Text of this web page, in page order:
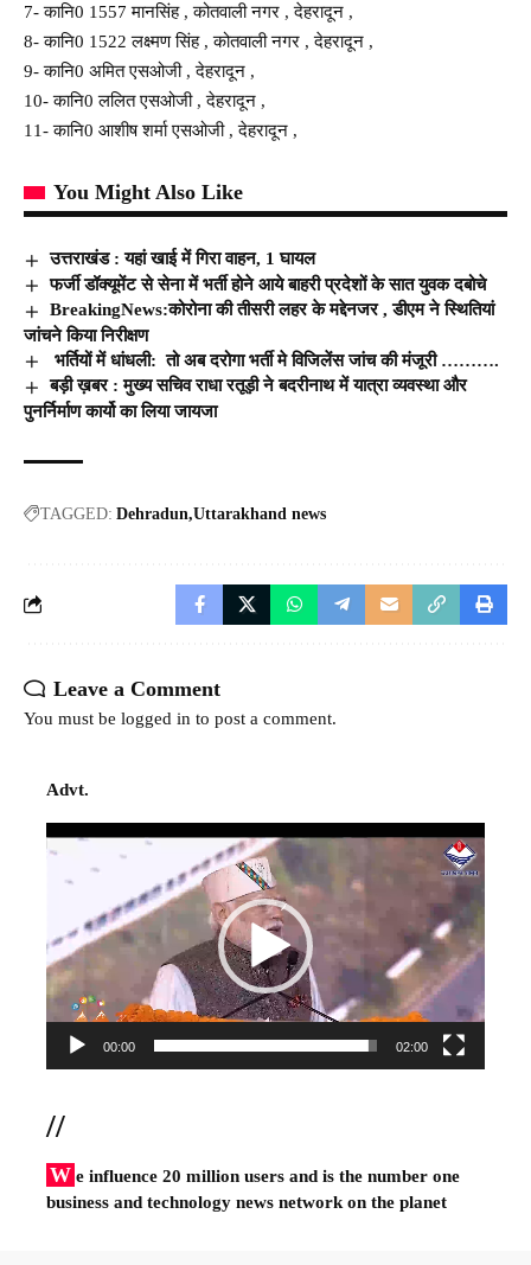
7- कानि0 1557 मानसिंह , कोतवाली नगर , देहरादून ,
8- कानि0 1522 लक्ष्मण सिंह , कोतवाली नगर , देहरादून ,
9- कानि0 अमित एसओजी , देहरादून ,
10- कानि0 ललित एसओजी , देहरादून ,
11- कानि0 आशीष शर्मा एसओजी , देहरादून ,
You Might Also Like
उत्तराखंड : यहां खाई में गिरा वाहन, 1 घायल
फर्जी डॉक्यूमेंट से सेना में भर्ती होने आये बाहरी प्रदेशों के सात युवक दबोचे
BreakingNews:कोरोना की तीसरी लहर के मद्देनजर , डीएम ने स्थितियां
जांचने किया निरीक्षण
भर्तियों में धांधली: तो अब दरोगा भर्ती मे विजिलेंस जांच की मंजूरी ……….
बड़ी ख़बर : मुख्य सचिव राधा रतूड़ी ने बदरीनाथ में यात्रा व्यवस्था और
पुनर्निर्माण कार्यो का लिया जायजा
TAGGED: Dehradun Uttarakhand news
Leave a Comment
You must be logged in to post a comment.
Advt.
Video
00:00 02:00
//
W e influence 20 million users and is the number one
business and technology news network on the planet